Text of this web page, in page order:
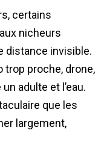
certains
nicheurs
distance invisible.
trop proche, drone,
adulte et l’eau.
que les
largement,